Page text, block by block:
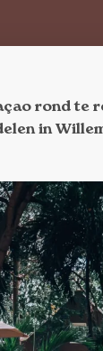
rond te
in